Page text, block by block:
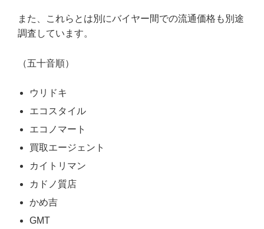
また、これらとは別にバイヤー間での流通価格も別途
調査しています。
（五十音順）
ウリドキ
エコスタイル
エコノマート
買取エージェント
カイトリマン
カドノ質店
かめ吉
GMT